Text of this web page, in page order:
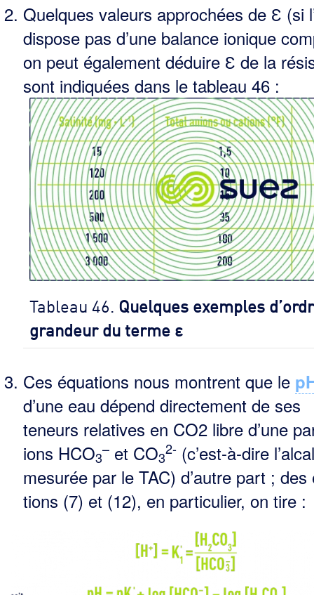
Quelques valeurs approchées de Ɛ (si
dispose pas d’une balance ionique
on peut égale­ment déduire Ɛ de la
sont indiquées dans le tableau 46 :
Tableau 46. Quelques exemples
grandeur du terme ε
Ces équations nous montrent que le
d’une eau dépend directement de ses
teneurs relatives en CO2 libre d’une
ions HCO3
– et CO3
2- (c’est-à-dire
mesurée par le TAC) d’autre part ;
tions (7) et (12), en particulier, on tire :